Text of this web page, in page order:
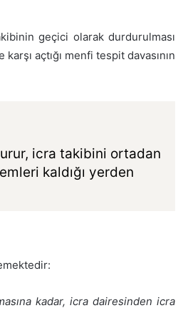
geçici olarak durdurulması
açtığı menfi tespit davasının
icra takibini ortadan
kaldığı yerden
kadar, icra dairesinden icra